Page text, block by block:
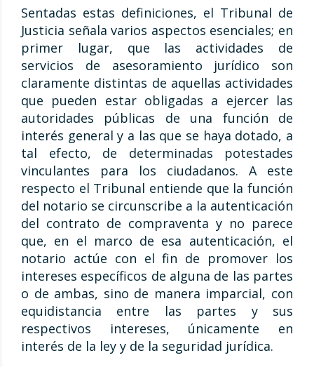
Sentadas estas definiciones, el Tribunal de
Justicia señala varios aspectos esenciales; en
primer lugar, que las actividades de
servicios de asesoramiento jurídico son
claramente distintas de aquellas actividades
que pueden estar obligadas a ejercer las
autoridades públicas de una función de
interés general y a las que se haya dotado, a
tal efecto, de determinadas potestades
vinculantes para los ciudadanos. A este
respecto el Tribunal entiende que la función
del notario se circunscribe a la autenticación
del contrato de compraventa y no parece
que, en el marco de esa autenticación, el
notario actúe con el fin de promover los
intereses específicos de alguna de las partes
o de ambas, sino de manera imparcial, con
equidistancia entre las partes y sus
respectivos intereses, únicamente en
interés de la ley y de la seguridad jurídica.